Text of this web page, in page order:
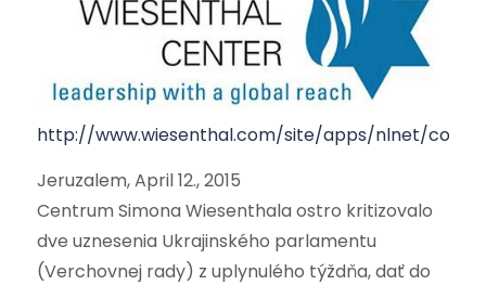
http://www.wiesenthal.com/site/apps/nlnet/
Jeruzalem, April 12., 2015
Centrum Simona Wiesenthala ostro kritizovalo
dve uznesenia Ukrajinského parlamentu
(Verchovnej rady) z uplynulého týždňa, dať do